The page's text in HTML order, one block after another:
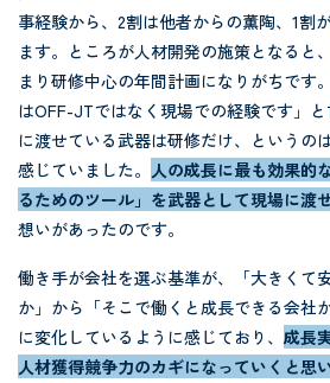
事経験から、2割は他者からの薫陶、1割
ます。ところが人材開発の施策となると
まり研修中心の年間計画になりがちです
はOFF-JTではなく現場での経験です」
に渡せている武器は研修だけ、というの
感じていました。 人の成長に最も効果的
るためのツール」を武器として現場に渡
想いがあったのです。
働き手が会社を選ぶ基準が、「大きくて
か」から「そこで働くと成長できる会社
に変化しているように感じており、成長
人材獲得競争力のカギになっていくと思い